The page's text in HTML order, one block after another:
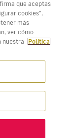
que aceptas
cookies”,
más
ver cómo
nuestra
Política